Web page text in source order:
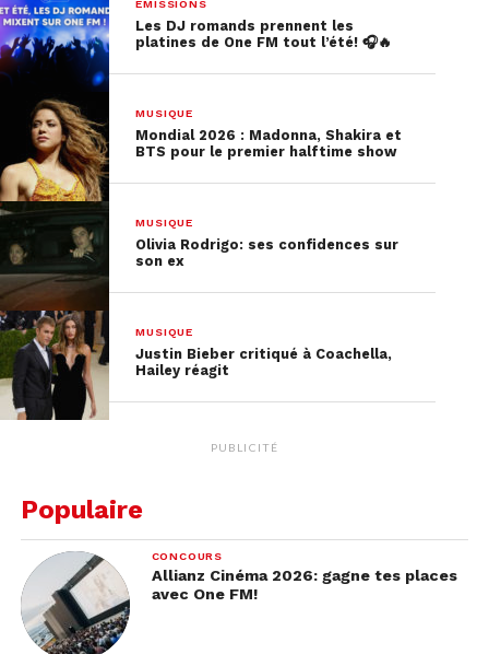
positives ! Regardez la vidéo,
et Joel Kefali, mettant en vedette une Lorde
blonde, ci-dessous.
EMISSIONS
Les DJ romands prennent les
platines de One FM tout l’été! 🎧🔥
MUSIQUE
Mondial 2026 : Madonna, Shakira et
BTS pour le premier halftime show
MUSIQUE
Olivia Rodrigo: ses confidences sur
son ex
MUSIQUE
Justin Bieber critiqué à Coachella,
Hailey réagit
PUBLICITÉ
Populaire
CONCOURS
Allianz Cinéma 2026: gagne tes places
avec One FM!